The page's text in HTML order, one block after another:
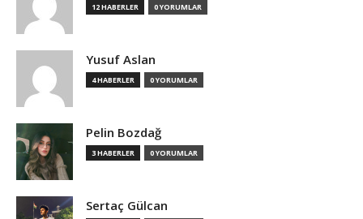
12 HABERLER 0 YORUMLAR
Yusuf Aslan
4 HABERLER 0 YORUMLAR
Pelin Bozdağ
3 HABERLER 0 YORUMLAR
Sertaç Gülcan